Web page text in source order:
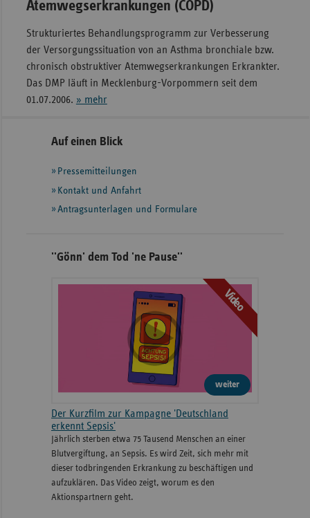
Atemwegserkrankungen (COPD)
Strukturiertes Behandlungsprogramm zur Verbesserung
der Versorgungssituation von an Asthma bronchiale bzw.
chronisch obstruktiver Atemwegserkrankungen Erkrankter.
Das DMP läuft in Mecklenburg-Vorpommern seit dem
01.07.2006. » mehr
Seitennavigation
Seitenleiste
weiteren
Informationen
Auf einen Blick
Pressemitteilungen
Kontakt und Anfahrt
Antragsunterlagen und Formulare
''Gönn' dem Tod 'ne Pause''
Video
weiter
Der Kurzfilm zur Kampagne 'Deutschland
erkennt Sepsis'
Jährlich sterben etwa 75 Tausend Menschen an einer
Blutvergiftung, an Sepsis. Es wird Zeit, sich mehr mit
dieser todbringenden Erkrankung zu beschäftigen und
aufzuklären. Das Video zeigt, worum es den
Aktionspartnern geht.